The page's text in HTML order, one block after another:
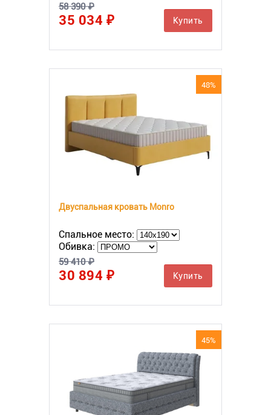
58 390 ₽
35 034 ₽ Купить
48%
Двуспальная кровать Monro
Спальное место:
Обивка:
59 410 ₽
30 894 ₽ Купить
45%